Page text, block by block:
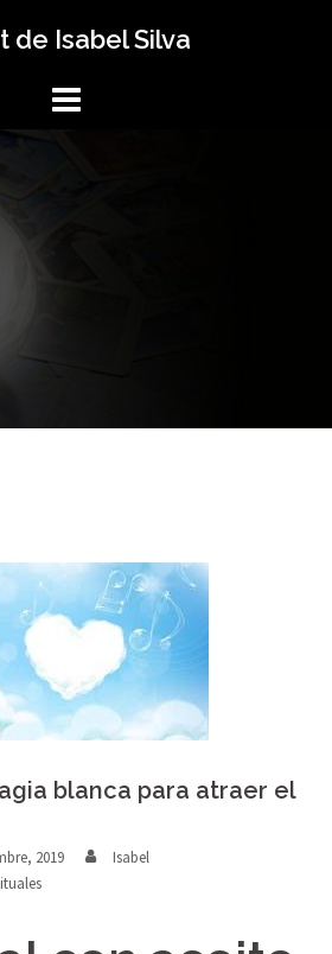
de Isabel Silva
blanca para atraer el
2019
Isabel